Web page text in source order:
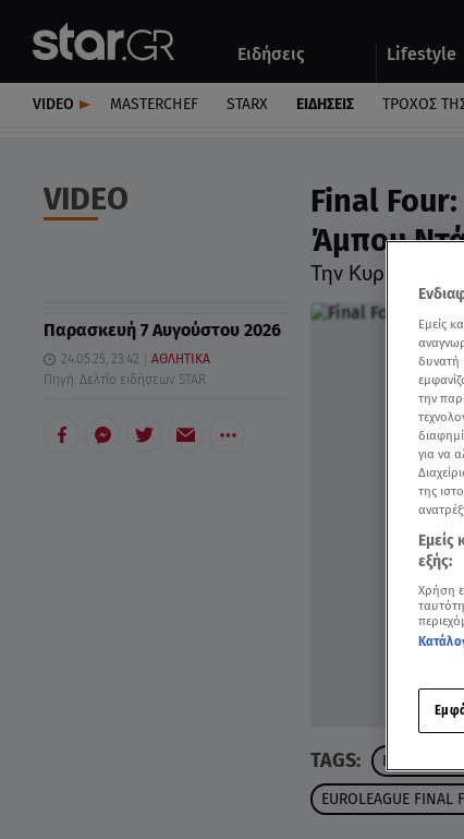
Ειδήσεις Lifestyle
Αυτοκίνητο
VIDEO MASTERCHEF STARX ΕΙΔΉΣΕΙΣ ΤΡΟΧΌΣ
VIDEO
Final
Άμπου
Την Κυριακή
Παρασκευή 7 Αυγούστου 2026
24.05.25, 23:42
ΑΘΛΗΤΙΚΑ
Πηγή: Δελτίο ειδήσεων STAR
TAGS: ΒΑΓΓΕΛΗΣ
EUROLEAGUE FINAL
Εμείς
δυνατή
την
για να
της
Εμείς
εξής:
Χρήση